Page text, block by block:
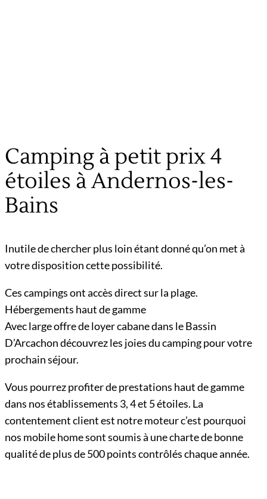
Camping à petit prix 4
étoiles à Andernos-les-
Bains
Inutile de chercher plus loin étant donné qu’on met à
votre disposition cette possibilité.
Ces campings ont accès direct sur la plage.
Hébergements haut de gamme
Avec large offre de loyer cabane dans le Bassin
D’Arcachon découvrez les joies du camping pour votre
prochain séjour.
Vous pourrez profiter de prestations haut de gamme
dans nos établissements 3, 4 et 5 étoiles. La
contentement client est notre moteur c’est pourquoi
nos mobile home sont soumis à une charte de bonne
qualité de plus de 500 points contrôlés chaque année.